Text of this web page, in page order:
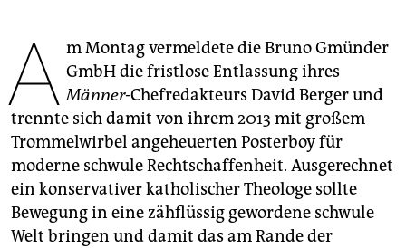
unterstützen
abo
genossenschaft
epaper login
A m Montag vermeldete die Bruno Gmünder
GmbH die fristlose Entlassung ihres
Männer-Chefredakteurs David Berger und
trennte sich damit von ihrem 2013 mit großem
Trommelwirbel angeheuerten Posterboy für
moderne schwule Rechtschaffenheit. Ausgerechnet
ein konservativer katholischer Theologe sollte
Bewegung in eine zähflüssig gewordene schwule
Welt bringen und damit das am Rande der